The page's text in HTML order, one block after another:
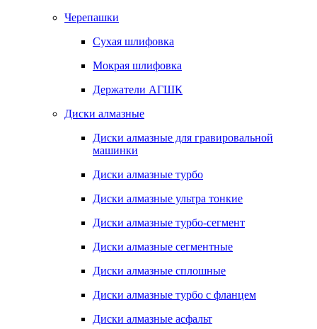
Черепашки
Сухая шлифовка
Мокрая шлифовка
Держатели АГШК
Диски алмазные
Диски алмазные для гравировальной
машинки
Диски алмазные турбо
Диски алмазные ультра тонкие
Диски алмазные турбо-сегмент
Диски алмазные сегментные
Диски алмазные сплошные
Диски алмазные турбо с фланцем
Диски алмазные асфальт